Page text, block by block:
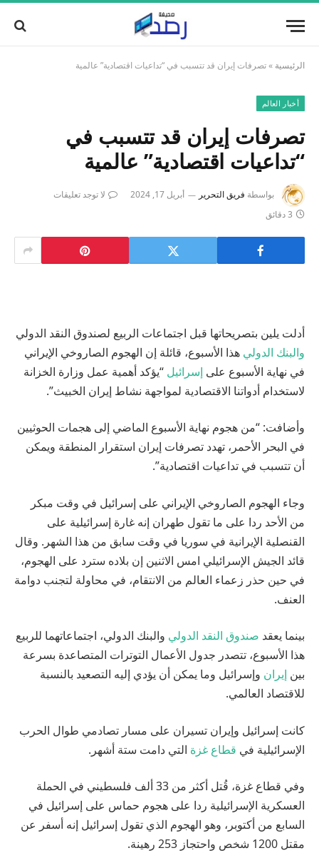
الرئيسية »تصرفات إيران قد تتسبب في “تداعيات اقتصادية” عالمية
أخبار العالم
تصرفات إيران قد تتسبب في
“تداعيات اقتصادية” عالمية
بواسطة فريق التحرير أبريل 17, 2024
لا توجد تعليقات
3 دقائق
أدلت يلين بتصريحاتها قبل اجتماعات الربيع لصندوق النقد الدولي
والبنك الدولي هذا الأسبوع، قائلة إن الهجوم الصاروخي الإيراني
في نهاية الأسبوع على إسرائيل “يؤكد أهمية عمل وزارة الخزانة
لاستخدام أدواتنا الاقتصادية لمواجهة نشاط إيران الخبيث”.
وأضافت: “من هجوم نهاية الأسبوع الماضي إلى هجمات الحوثيين
في البحر الأحمر، تهدد تصرفات إيران استقرار المنطقة ويمكن
أن تتسبب في تداعيات اقتصادية”.
وجاء الهجوم الصاروخي الإيراني على إسرائيل في وقت مبكر
من الأحد ردا على ما تقول طهران إنه غارة إسرائيلية على
القنصلية الإيرانية في سوريا في وقت سابق من هذا الشهر. وقال
قائد الجيش الإسرائيلي امس الاثنين إن بلاده سترد على الهجوم،
في حين حذر زعماء العالم من الانتقام، في محاولة لتجنب دوامة
العنف.
بينما يعقد صندوق النقد الدولي والبنك الدولي، اجتماعاتهما للربيع
هذا الأسبوع، تتصدر جدول الأعمال التوترات المتصاعدة بسرعة
بين إيران وإسرائيل وما يمكن أن يؤدي إليه التصعيد بالنسبة
للاقتصاد العالمي.
كانت إسرائيل وإيران تسيران على مسار تصادمي طوال الحرب
الإسرائيلية في قطاع غزة التي دامت ستة أشهر.
وفي قطاع غزة، قُتل أكثر من 33 ألف فلسطيني في الحملة
العسكرية الإسرائيلية ردا على هجوم حماس على إسرائيل في
السابع من أكتوبر، وهو الهجوم الذي تقول إسرائيل إنه أسفر عن
مقتل 1200 شخص واحتجاز 253 رهينة.